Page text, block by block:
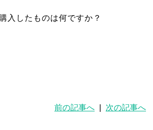
入したものは何ですか？
前の記事へ 次の記事へ